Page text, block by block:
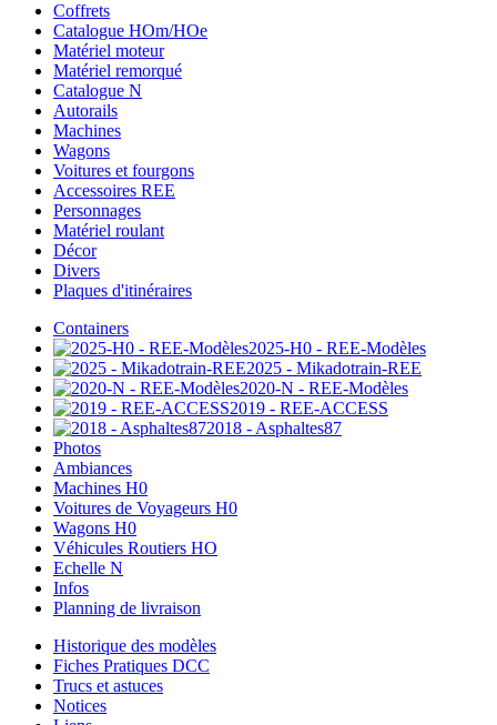
Coffrets
Catalogue HOm/HOe
Matériel moteur
Matériel remorqué
Catalogue N
Autorails
Machines
Wagons
Voitures et fourgons
Accessoires REE
Personnages
Matériel roulant
Décor
Divers
Plaques d'itinéraires
Containers
2025-H0 - REE-Modèles
2025 - Mikadotrain-REE
2020-N - REE-Modèles
2019 - REE-ACCESS
2018 - Asphaltes87
Photos
Ambiances
Machines H0
Voitures de Voyageurs H0
Wagons H0
Véhicules Routiers HO
Echelle N
Infos
Planning de livraison
Historique des modèles
Fiches Pratiques DCC
Trucs et astuces
Notices